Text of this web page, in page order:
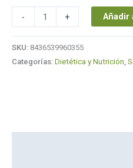
- + Añadir
SKU: 8436539960355
Categorías: Dietética y Nutrición